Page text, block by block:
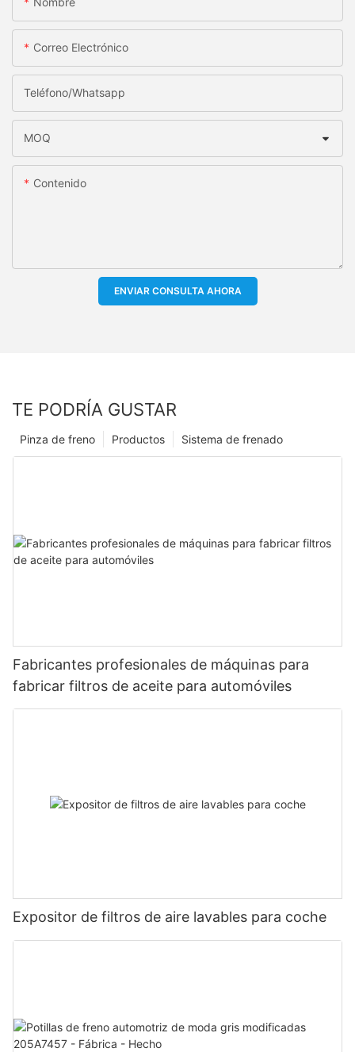
Correo Electrónico
Teléfono/whatsapp
MOQ
Contenido
ENVIAR CONSULTA AHORA
TE PODRÍA GUSTAR
Sistema de frenado
Productos
Pinza de freno
Fabricantes profesionales de máquinas para
fabricar filtros de aceite para automóviles
Expositor de filtros de aire lavables para coche